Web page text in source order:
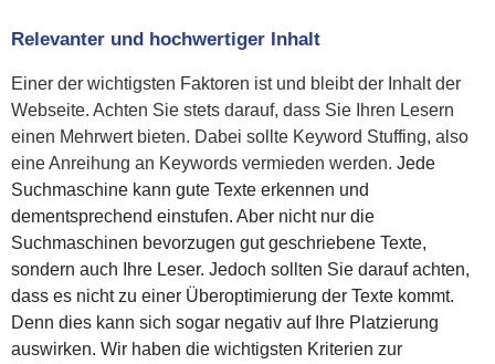
Relevanter und hochwertiger Inhalt
Einer der wichtigsten Faktoren ist und bleibt der Inhalt der
Webseite. Achten Sie stets darauf, dass Sie Ihren Lesern
einen Mehrwert bieten. Dabei sollte Keyword Stuffing, also
eine Anreihung an Keywords vermieden werden. Jede
Suchmaschine kann gute Texte erkennen und
dementsprechend einstufen. Aber nicht nur die
Suchmaschinen bevorzugen gut geschriebene Texte,
sondern auch Ihre Leser. Jedoch sollten Sie darauf achten,
dass es nicht zu einer Überoptimierung der Texte kommt.
Denn dies kann sich sogar negativ auf Ihre Platzierung
auswirken. Wir haben die wichtigsten Kriterien zur